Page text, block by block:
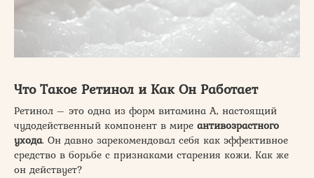
Что Такое Ретинол и Как Он Работает
Ретинол – это одна из форм витамина А, настоящий
чудодейственный компонент в мире антивозрастного
ухода. Он давно зарекомендовал себя как эффективное
средство в борьбе с признаками старения кожи. Как же
он действует?